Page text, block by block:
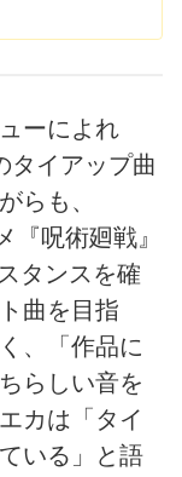
ーによれ
タイアップ曲
らも、
『呪術廻戦』
タンスを確
曲を目指
、「作品に
らしい音を
カは「タイ
いる」と語